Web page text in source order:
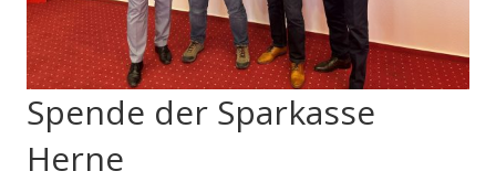
Spende der Sparkasse
Herne